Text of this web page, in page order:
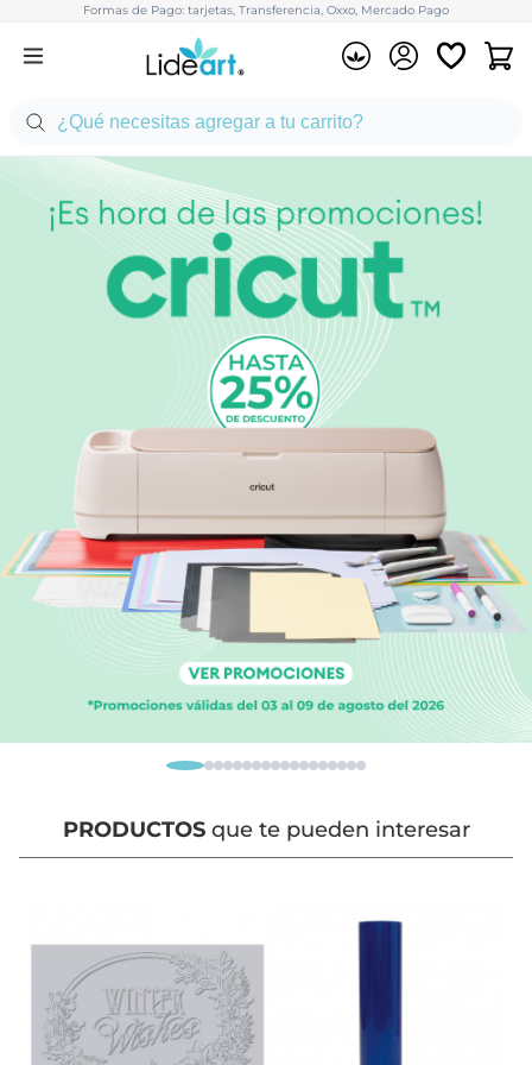
Formas de Pago: tarjetas, Transferencia, Oxxo, Mercado Pago
PRODUCTOSque te pueden interesar